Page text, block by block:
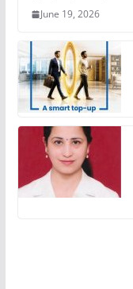
June 19, 2026